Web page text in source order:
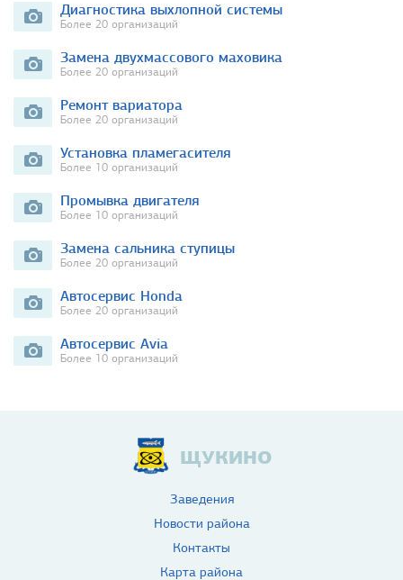
Диагностика выхлопной системы
Более 20 организаций
Замена двухмассового маховика
Более 20 организаций
Ремонт вариатора
Более 20 организаций
Установка пламегасителя
Более 10 организаций
Промывка двигателя
Более 10 организаций
Замена сальника ступицы
Более 20 организаций
Автосервис Honda
Более 20 организаций
Автосервис Avia
Более 10 организаций
ЩУКИНО
Заведения
Новости района
Контакты
Карта района